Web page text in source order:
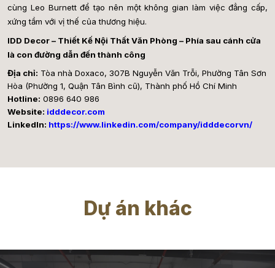
cùng Leo Burnett để tạo nên một không gian làm việc đẳng cấp,
xứng tầm với vị thế của thương hiệu.
IDD Decor – Thiết Kế Nội Thất Văn Phòng – Phía sau cánh cửa
là con đường dẫn đến thành công
Địa chỉ: Tòa nhà Doxaco, 307B Nguyễn Văn Trỗi, Phường Tân Sơn
Hòa (Phường 1, Quận Tân Bình cũ), Thành phố Hồ Chí Minh
Hotline: 0896 640 986
Website: idddecor.com
LinkedIn: https://www.linkedin.com/company/idddecorvn/
Dự án khác